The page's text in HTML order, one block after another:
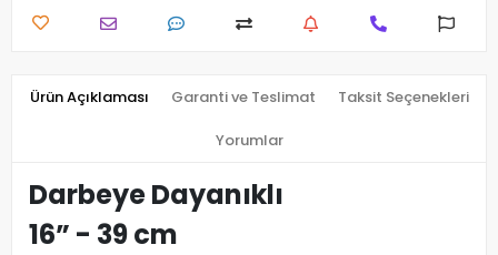
Ürün Açıklaması Garanti ve Teslimat Taksit Seçenekleri
Yorumlar
Darbeye Dayanıklı
16” - 39 cm